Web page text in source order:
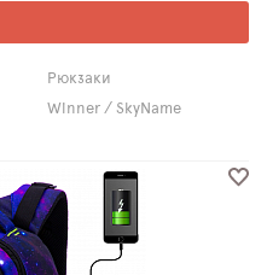
Рюкзаки
Winner / SkyName